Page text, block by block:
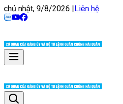
chủ nhật, 9/8/2026 |Liên hệ